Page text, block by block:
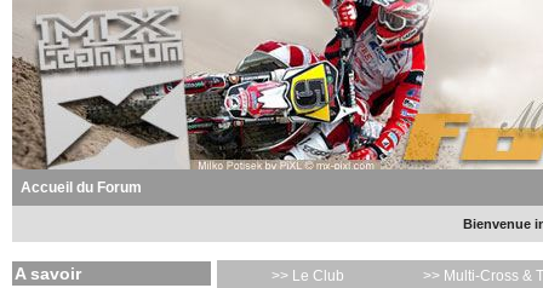
Accueil du Forum
Bienvenue
A savoir >> Le Club >> Multi-Cross &